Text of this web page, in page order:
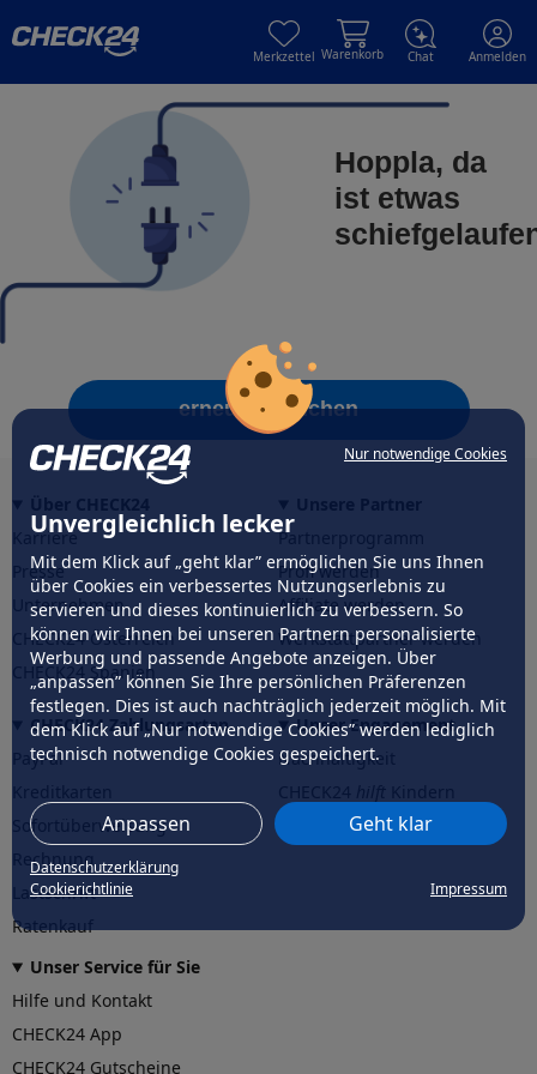
Nur notwendige Cookies
Unvergleichlich lecker
Mit dem Klick auf „geht klar” ermöglichen Sie uns Ihnen
über Cookies ein verbessertes Nutzungserlebnis zu
servieren und dieses kontinuierlich zu verbessern. So
können wir Ihnen bei unseren Partnern personalisierte
Werbung und passende Angebote anzeigen. Über
„anpassen” können Sie Ihre persönlichen Präferenzen
festlegen. Dies ist auch nachträglich jederzeit möglich. Mit
dem Klick auf „Nur notwendige Cookies” werden lediglich
technisch notwendige Cookies gespeichert.
Anpassen Geht klar
Datenschutzerklärung
Cookierichtlinie
Impressum
Merkzettel Warenkorb Chat Anmelden
Hoppla, da
ist etwas
erneut versuchen
Karriere
Presse
Unternehmen
CHECK24 Österreich
CHECK24 Spanien
Partnerprogramm
Profi werden
Affiliate werden
Werkstattpartner werden
CHECK24 Zahlungsarten
PayPal
Sofortüberweisung
Rechnung
Lastschrift
Ratenkauf
Unser Engagement
Nachhaltigkeit
CHECK24hilftder Natur
Unser Service für Sie
Hilfe und Kontakt
CHECK24 App
CHECK24 Gutscheine